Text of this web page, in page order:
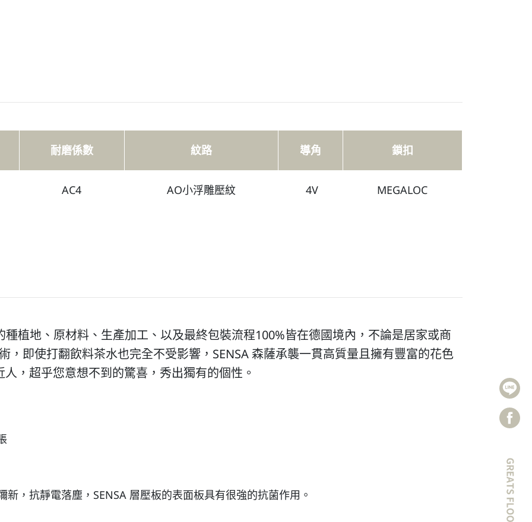
耐磨係數 紋路 導角 鎖扣
AC4 AO小浮雕壓紋 4V MEGALOC
種植地、原材料、生產加工、以及最終包裝流程100%皆在德國境內，不論是居家或商
，即使打翻飲料茶水也完全不受影響，SENSA 森薩承襲一貫高質量且擁有豐富的花色
，超乎您意想不到的驚喜，秀出獨有的個性。
，抗靜電落塵，SENSA 層壓板的表面板具有很強的抗菌作用。